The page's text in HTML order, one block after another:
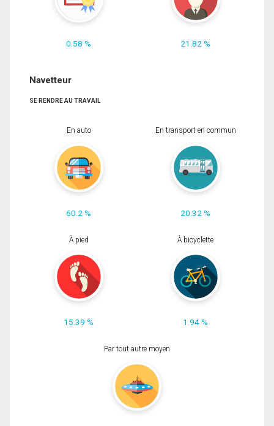
0.58 % 21.82 %
Navetteur
SE RENDRE AU TRAVAIL
En auto
60.2 %
En transport en commun
20.32 %
À pied
15.39 %
À bicyclette
1.94 %
Par tout autre moyen